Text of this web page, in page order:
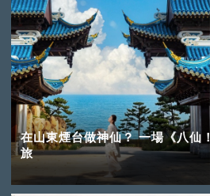
在山東煙台做神仙？ 一場《八仙
旅